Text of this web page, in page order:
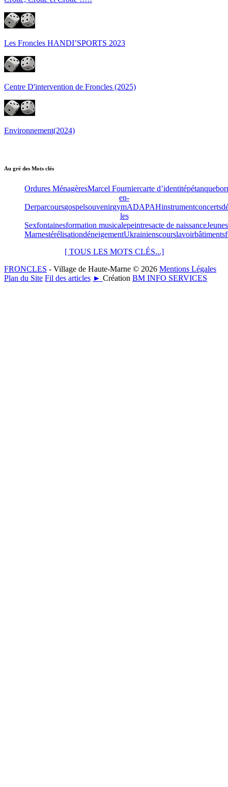
Les Froncles HANDI’SPORTS 2023
Centre D'intervention de Froncles (2025)
Environnement(2024)
Au gré des Mots clés
Ordures MénagèresMarcel Fourniercarte d’identitépétanque
en-
DerparcoursgospelsouvenirgymADAPAHinstrumentconcerts
les
Sexfontainesformation musicalepeintresacte de naissance
MarnestérélisationdéneigementUkrainienscourslavoirbâtiments
[ TOUS LES MOTS CLÉS...]
FRONCLES - Village de Haute-Marne © 2026 Mentions Légales
Plan du Site Fil des articles ► Création BM INFO SERVICES